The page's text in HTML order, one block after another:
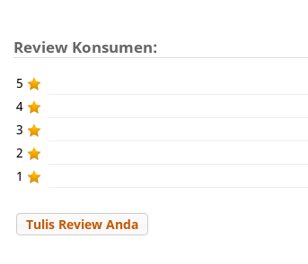
Review Konsumen:
5
4
3
2
1
Tulis Review Anda